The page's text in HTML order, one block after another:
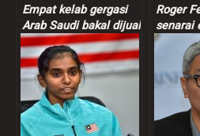
Empat kelab gergasi
Arab Saudi bakal dijual
termasuk kelab
Ronaldo
Roger
senarai
bilionair,
bersih
bilion